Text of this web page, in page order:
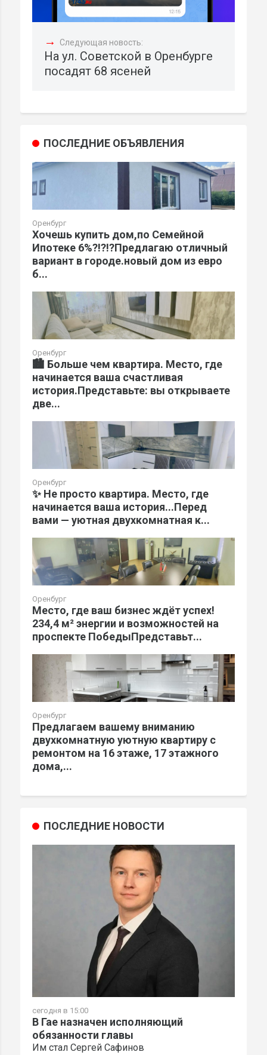
→ Следующая новость:
На ул. Советской в Оренбурге
посадят 68 ясеней
ПОСЛЕДНИЕ ОБЪЯВЛЕНИЯ
Оренбург
Хочешь купить дом,по Семейной
Ипотеке 6%?!?!?Предлагаю отличный
вариант в городе.новый дом из евро
б...
Оренбург
🏙️ Больше чем квартира. Место, где
начинается ваша счастливая
история.Представьте: вы открываете
две...
Оренбург
✨ Не просто квартира. Место, где
начинается ваша история...Перед
вами — уютная двухкомнатная к...
Оренбург
Место, где ваш бизнес ждёт успех!
234,4 м² энергии и возможностей на
проспекте ПобедыПредставьт...
Оренбург
Предлагаем вашему вниманию
двухкомнатную уютную квартиру с
ремонтом на 16 этаже, 17 этажного
дома,...
ПОСЛЕДНИЕ НОВОСТИ
сегодня в 15:00
В Гае назначен исполняющий
обязанности главы
Им стал Сергей Сафинов